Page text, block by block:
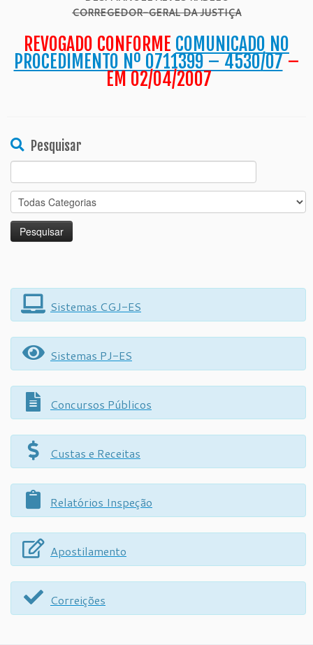
CORREGEDOR-GERAL DA JUSTIÇA
REVOGADO CONFORME COMUNICADO NO
PROCEDIMENTO Nº 0711399 – 4530/07–
EM 02/04/2007
Pesquisar
Search
for:
Sistemas CGJ-ES
Sistemas PJ-ES
Concursos Públicos
Custas e Receitas
Relatórios Inspeção
Apostilamento
Correições